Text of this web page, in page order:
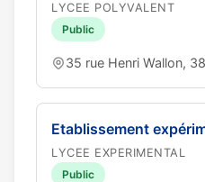
LYCEE POLYVALENT
Public
35 rue Henri Wallon,
Etablissement
LYCEE EXPERIMENTAL
Public